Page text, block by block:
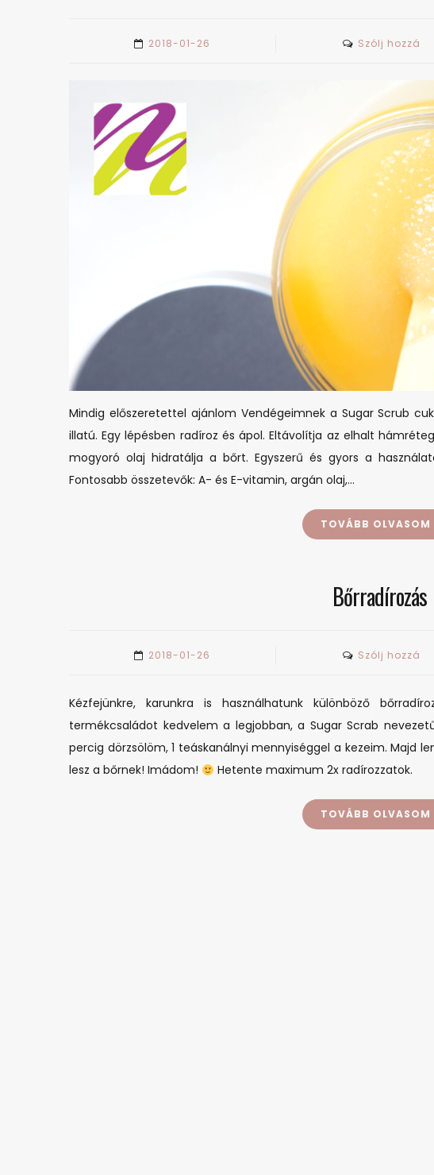
2018-01-26 Szólj hozzá
Mindig előszeretettel ajánlom Vendégeimnek a Sugar Scrub
illatú. Egy lépésben radíroz és ápol. Eltávolítja az elhalt
mogyoró olaj hidratálja a bőrt. Egyszerű és gyors a
Fontosabb összetevők: A- és E-vitamin, argán olaj,…
TOVÁBB OLVASOM
Bőrradírozás
2018-01-26 Szólj hozzá
Kézfejünkre, karunkra is használhatunk különböző
termékcsaládot kedvelem a legjobban, a Sugar Scrab
percig dörzsölöm, 1 teáskanálnyi mennyiséggel a kezeim. Majd
lesz a bőrnek! Imádom!
Hetente maximum 2x radírozzatok.
TOVÁBB OLVASOM